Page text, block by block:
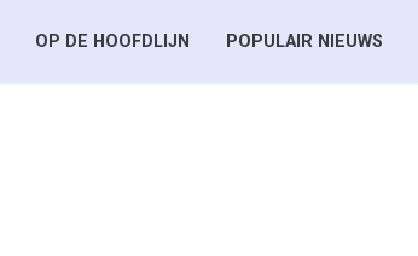
OP DE HOOFDLIJN POPULAIR NIEUWS